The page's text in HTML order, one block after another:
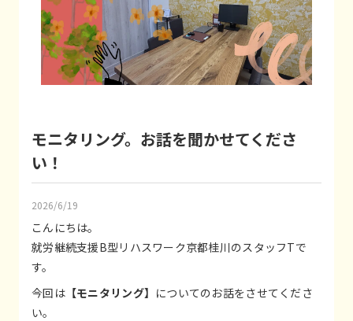
モニタリング。お話を聞かせてくださ
い！
2026/6/19
こんにちは。
就労継続支援B型リハスワーク京都桂川のスタッフTで
す。
今回は【モニタリング】 についてのお話をさせてくださ
い。